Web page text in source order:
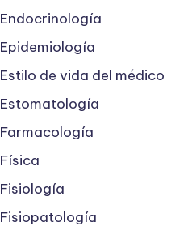
Endocrinología
Epidemiología
Estilo de vida del médico
Estomatología
Farmacología
Física
Fisiología
Fisiopatología